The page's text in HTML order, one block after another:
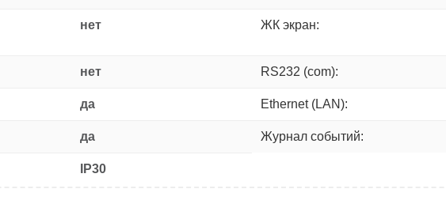
нет ЖК экран:
нет RS232 (com):
да Ethernet (LAN):
да Журнал событий:
IP30